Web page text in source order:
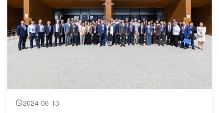
2024-06-13